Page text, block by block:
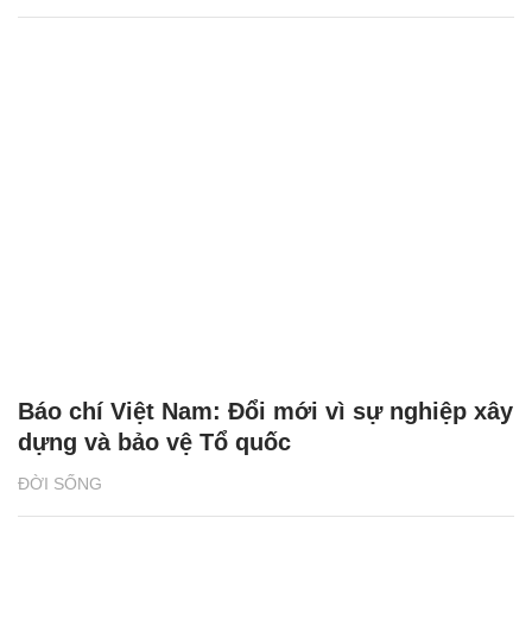
ĐỜI SỐNG
Báo chí Việt Nam: Đổi mới vì sự nghiệp xây
dựng và bảo vệ Tổ quốc